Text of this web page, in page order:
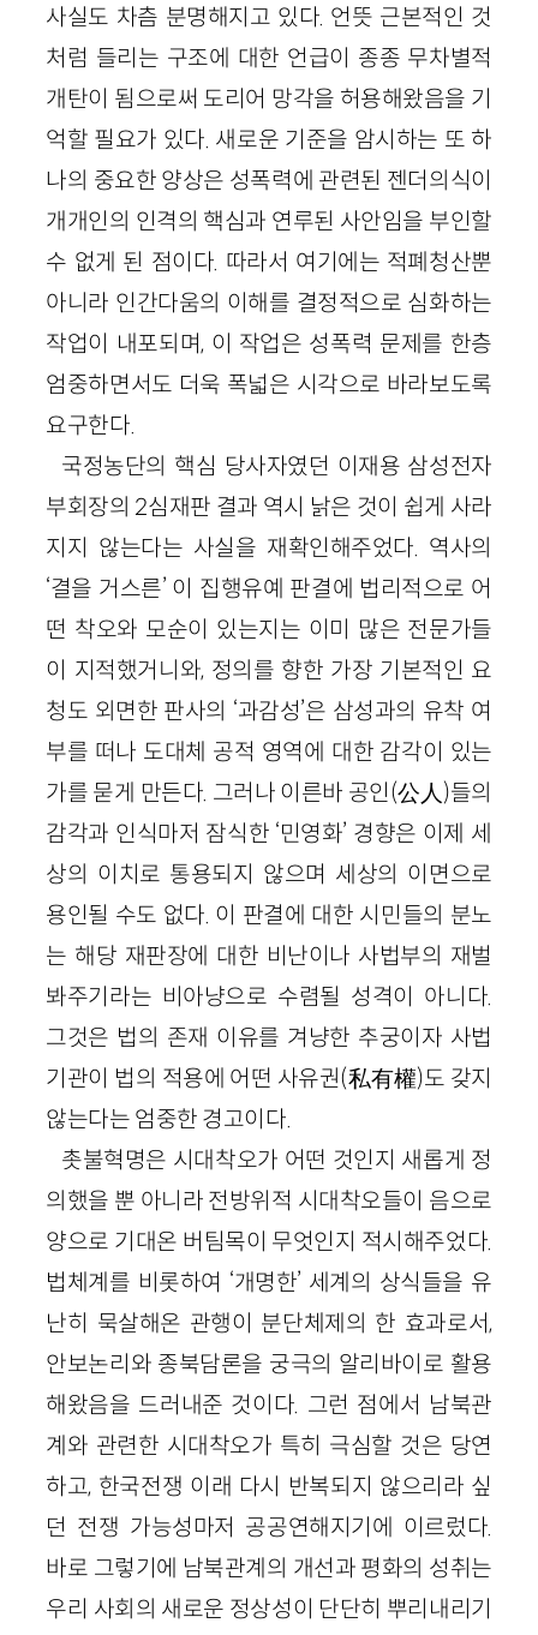
사실도 차츰 분명해지고 있다. 언뜻 근본적인 것
처럼 들리는 구조에 대한 언급이 종종 무차별적
개탄이 됨으로써 도리어 망각을 허용해왔음을 기
억할 필요가 있다. 새로운 기준을 암시하는 또 하
나의 중요한 양상은 성폭력에 관련된 젠더의식이
개개인의 인격의 핵심과 연루된 사안임을 부인할
수 없게 된 점이다. 따라서 여기에는 적폐청산뿐
아니라 인간다움의 이해를 결정적으로 심화하는
작업이 내포되며, 이 작업은 성폭력 문제를 한층
엄중하면서도 더욱 폭넓은 시각으로 바라보도록
요구한다.
국정농단의 핵심 당사자였던 이재용 삼성전자
부회장의 2심재판 결과 역시 낡은 것이 쉽게 사라
지지 않는다는 사실을 재확인해주었다. 역사의
‘결을 거스른’ 이 집행유예 판결에 법리적으로 어
떤 착오와 모순이 있는지는 이미 많은 전문가들
이 지적했거니와, 정의를 향한 가장 기본적인 요
청도 외면한 판사의 ‘과감성’은 삼성과의 유착 여
부를 떠나 도대체 공적 영역에 대한 감각이 있는
가를 묻게 만든다. 그러나 이른바 공인(公人)들의
감각과 인식마저 잠식한 ‘민영화’ 경향은 이제 세
상의 이치로 통용되지 않으며 세상의 이면으로
용인될 수도 없다. 이 판결에 대한 시민들의 분노
는 해당 재판장에 대한 비난이나 사법부의 재벌
봐주기라는 비아냥으로 수렴될 성격이 아니다.
그것은 법의 존재 이유를 겨냥한 추궁이자 사법
기관이 법의 적용에 어떤 사유권(私有權)도 갖지
않는다는 엄중한 경고이다.
촛불혁명은 시대착오가 어떤 것인지 새롭게 정
의했을 뿐 아니라 전방위적 시대착오들이 음으로
양으로 기대온 버팀목이 무엇인지 적시해주었다.
법체계를 비롯하여 ‘개명한’ 세계의 상식들을 유
난히 묵살해온 관행이 분단체제의 한 효과로서,
안보논리와 종북담론을 궁극의 알리바이로 활용
해왔음을 드러내준 것이다. 그런 점에서 남북관
계와 관련한 시대착오가 특히 극심할 것은 당연
하고, 한국전쟁 이래 다시 반복되지 않으리라 싶
던 전쟁 가능성마저 공공연해지기에 이르렀다.
바로 그렇기에 남북관계의 개선과 평화의 성취는
우리 사회의 새로운 정상성이 단단히 뿌리내리기